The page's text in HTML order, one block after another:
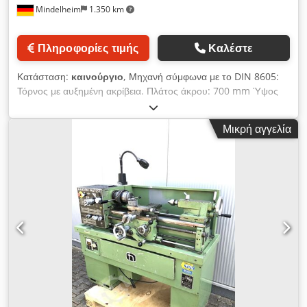
ατράκτου (TC), μετατροπέας συχνότητας με ηλεκτρική διάταξη
μηχανών από χύτευση ποιότητας MEEHANITE, χωρίς τάσεις
ανόπτησης και με πολλαπλές ραβδώσεις για εξαιρετικά ομαλή
- Προστασία υπερφόρτωσης για το κιβώτιο ταχυτήτων
τροφοδοσίας - Πλήκτρο παλμού για την κύρια άτρακτο - CE /
IEC καθώς και γερμανική τεκμηρίωση και γερμανικό σέρβις
Βασικός εξοπλισμός (στάνταρ αξεσουάρ): - Βάση μηχανήματος
με πίσω πλευρά προστασίας από πιτσιλιές: Βάση
μηχανήματος με πίσω πλευρά προστασίας από πιτσιλιές -
Τσοκ τόρνου 3 σιαγόνων - χαλύβδινο στήριγμα 4 πτυχών -
Πεντάλ ποδιού με μηχανικό φρένο - Συσκευή ψυκτικού υγρού -
Προστατευτικό τσοκ και κάλυμμα ατράκτου σύμφωνα με τα
ευρωπαϊκά πρότυπα ασφαλείας CE - 1 Σταθερό κεντρικό
σημείο για την κύρια άτρακτο - 1 Σταθερό κεντρικό σημείο MK3
- 1 Έκθεση δοκιμής - Διατάξεις ασφαλείας και ηλεκτρικός
εξοπλισμός σύμφωνα με το CE - Μειωτικό χιτώνιο για την κύρια
άτρακτο Εργαλείο χειρισμού Διαθέσιμες επιλογές για αυτόν τον
τόρνο: - Ψηφιακή ένδειξη 3 αξόνων - Σύστημα υποδοχών
γρήγορης αλλαγής Multifix Διατίθεται επίσης ως έκδοση με
Mindelheim 1.350 km
Πληροφορίες τιμής Καλέστε
Κατάσταση: καινούργιο, Μηχανή σύμφωνα με το DIN 8605:
Τόρνος με αυξημένη ακρίβεια. Πλάτος άκρου: 700 mm Ύψος
αιχμής: 170 mm Διάμετρος κυκλοφορίας πάνω από το κρεβάτι:
340 mm Διάμετρος κυκλοφορίας πάνω από επίπεδη ολίσθηση:
190 mm Πλάτος κρεβατιού: 260 mm Πλάτος διαδρομής: 600
mm Διαδρομή διαδρομής αλλαγής διαδρομής: 220 mm
Διαφάνεια: 410 mm Πλάτος πλάτους πλάτους: 150 mm
Πλάτος διαμήκους οδηγού: 380 mm Διατομή στρεφόμενης
σμίλης: 20x20 mm Κέντρο περιστροφής απόστασης - Πάνω
διαφάνεια: 34 mm άξονας: Σύνδεση με άξονα DIN 55029
(Camlock): S 5 Διάμετρος οπής: 50 mm Εσωτερικός κώνος
σύμφωνα με DIN 7178: 1:22 Διάμετρος ατράκτου στο
μπροστινό έδρανο: διαμ. 70 mm Μέγιστη διάμετρος τσοκ: 200
mm Μέγ. Διαμέτρημα πλύσης: 200 mm Ταχύτητες ατράκτου:
40-3000 σ.α.λ. Ταχύτητα στροφών: Αθόρυβη μηχανική
ταχύτητα: 4 Κύρια μετάδοση: Ισχύς στο 40% ED: 5,3 kW
Μικρή αγγελία